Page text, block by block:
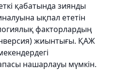
қабатында зиянды
ықпал ететін
факторлардың
жиынтығы. ҚАЖ
нашарлауы мүмкін.